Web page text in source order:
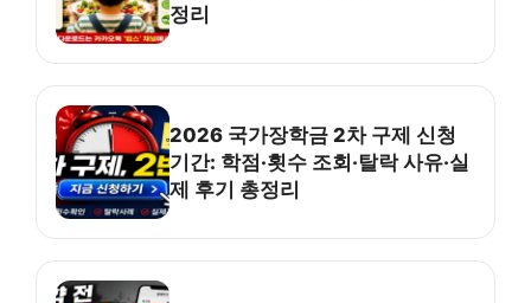
정리
2026 국가장학금 2차 구제 신청
기간: 학점·횟수 조회·탈락 사유·실
제 후기 총정리